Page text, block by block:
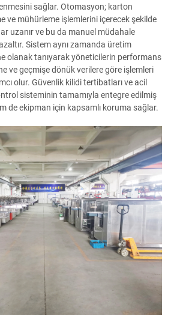
sağlar. Otomasyon; karton
ve mühürleme işlemlerini içerecek şekilde
uzanır ve bu da manuel müdahale
Sistem aynı zamanda üretim
olanak tanıyarak yöneticilerin performans
ve geçmişe dönük verilere göre işlemleri
olur. Güvenlik kilidi tertibatları ve acil
sisteminin tamamıyla entegre edilmiş
de ekipman için kapsamlı koruma sağlar.